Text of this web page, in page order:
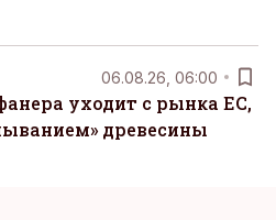
06.08.26, 06:00
уходит с рынка ЕС,
древесины